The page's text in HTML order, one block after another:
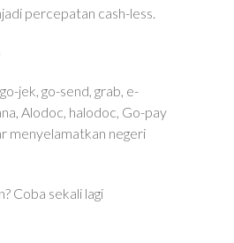
percepatan cash-less.
jek, go-send, grab, e-
Alodoc, halodoc, Go-pay
menyelamatkan negeri
Coba sekali lagi